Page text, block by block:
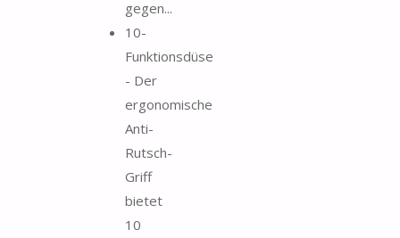
gegen...
10-
Funktionsdüse
- Der
ergonomische
Anti-
Rutsch-
Griff
bietet
10